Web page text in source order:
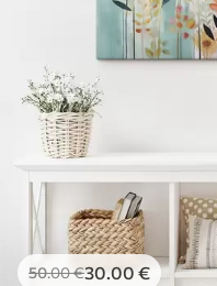
50.00€30.00 €